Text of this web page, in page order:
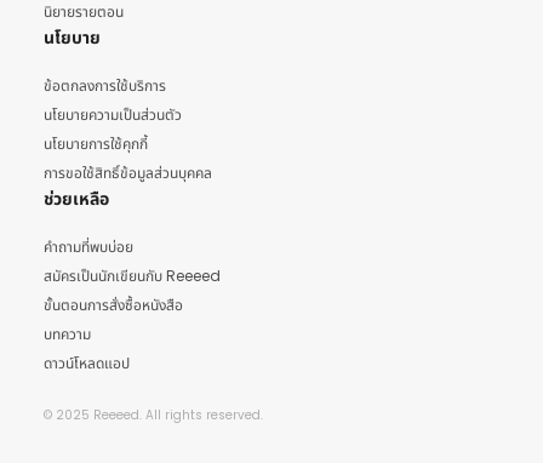
นิยายรายตอน
นโยบาย
ข้อตกลงการใช้บริการ
นโยบายความเป็นส่วนตัว
นโยบายการใช้คุกกี้
การขอใช้สิทธิ์ข้อมูลส่วนบุคคล
ช่วยเหลือ
คำถามที่พบบ่อย
สมัครเป็นนักเขียนกับ Reeeed
ขั้นตอนการสั่งซื้อหนังสือ
บทความ
ดาวน์โหลดแอป
© 2025 Reeeed. All rights reserved.